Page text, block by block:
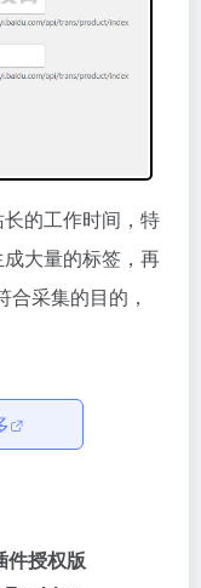
的工作时间，特
大量的标签，再
采集的目的，
授权版